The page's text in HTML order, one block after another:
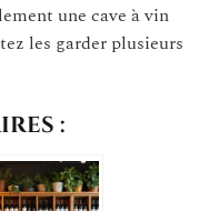
une cave à vin
les garder plusieurs
: